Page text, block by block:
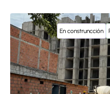
En construncción